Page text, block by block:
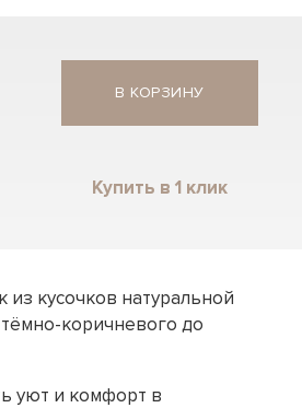
В КОРЗИНУ
Купить в 1 клик
кусочков натуральной
коричневого до
уют и комфорт в